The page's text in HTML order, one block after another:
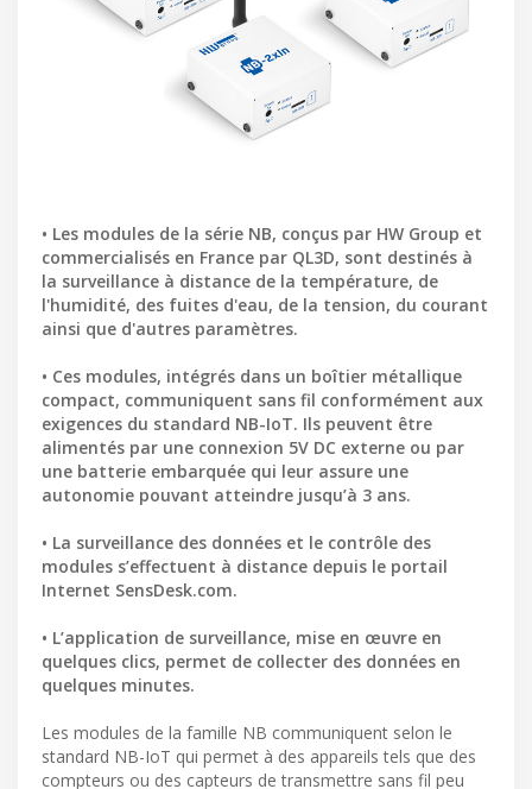
• Les modules de la série NB, conçus par HW Group et
commercialisés en France par QL3D, sont destinés à
la surveillance à distance de la température, de
l'humidité, des fuites d'eau, de la tension, du courant
ainsi que d'autres paramètres.
• Ces modules, intégrés dans un boîtier métallique
compact, communiquent sans fil conformément aux
exigences du standard NB-IoT. Ils peuvent être
alimentés par une connexion 5V DC externe ou par
une batterie embarquée qui leur assure une
autonomie pouvant atteindre jusqu’à 3 ans.
• La surveillance des données et le contrôle des
modules s’effectuent à distance depuis le portail
Internet SensDesk.com.
• L’application de surveillance, mise en œuvre en
quelques clics, permet de collecter des données en
quelques minutes.
Les modules de la famille NB communiquent selon le
standard NB-IoT qui permet à des appareils tels que des
compteurs ou des capteurs de transmettre sans fil peu